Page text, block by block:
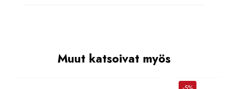
Muut katsoivat myös